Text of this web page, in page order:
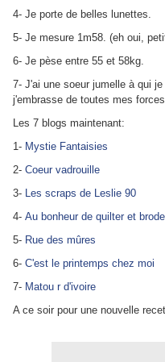
4- Je porte de belles lunettes.
5- Je mesure 1m58. (eh oui,
6- Je pèse entre 55 et 58kg.
7- J'ai une soeur jumelle à qui
j'embrasse de toutes mes
Les 7 blogs maintenant:
1- Mystie Fantaisies
2- Coeur vadrouille
3-
Les scraps de Leslie 90
4- Au bonheur de quilter et
5- Rue des mûres
6- C'est le printemps chez moi
7- Matou r d'ivoire
A ce soir pour une nouvelle